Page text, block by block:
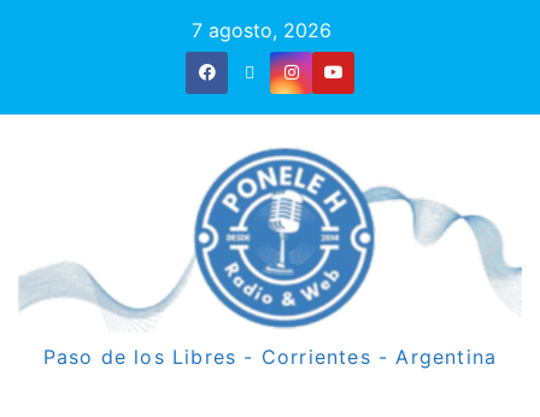
7 agosto, 2026
Paso de los Libres - Corrientes - Argentina